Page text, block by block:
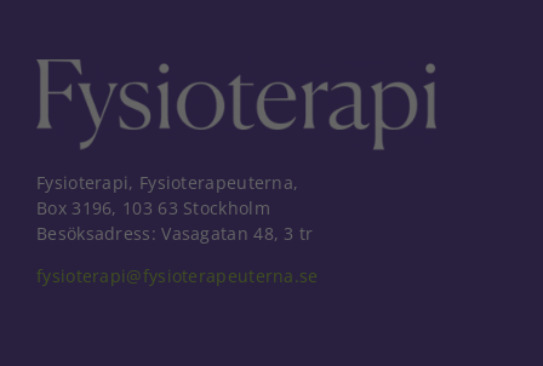
Fysioterapi, Fysioterapeuterna,
Box 3196, 103 63 Stockholm
Besöksadress: Vasagatan 48, 3 tr
fysioterapi@fysioterapeuterna.se